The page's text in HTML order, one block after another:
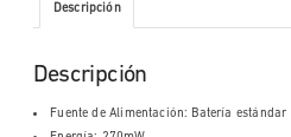
Descripción
Descripción
Fuente de Alimentación: Batería